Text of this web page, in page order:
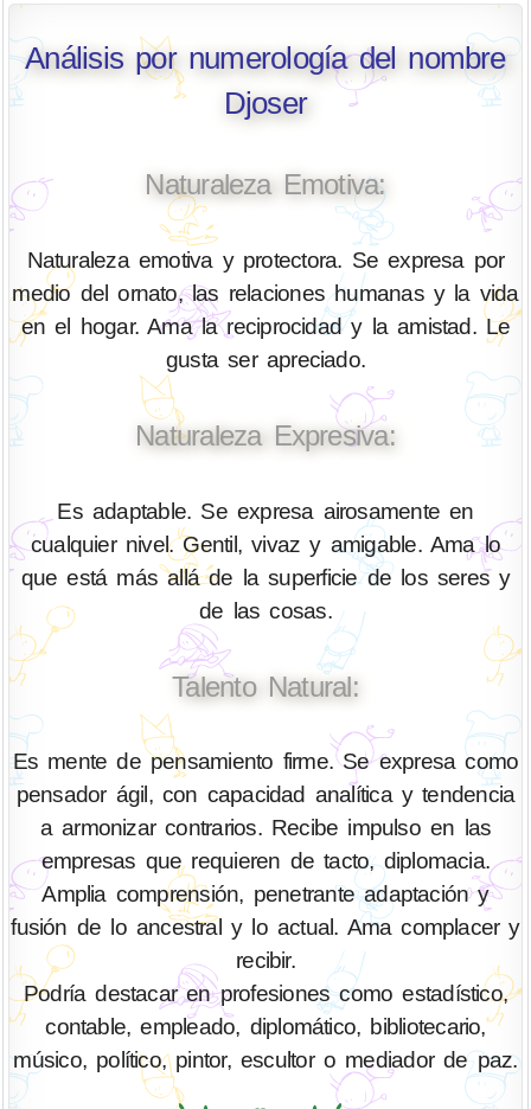
Análisis por numerología del nombre
Djoser
Naturaleza Emotiva:
Naturaleza emotiva y protectora. Se expresa por
medio del ornato, las relaciones humanas y la vida
en el hogar. Ama la reciprocidad y la amistad. Le
gusta ser apreciado.
Naturaleza Expresiva:
Es adaptable. Se expresa airosamente en
cualquier nivel. Gentil, vivaz y amigable. Ama lo
que está más allá de la superficie de los seres y
de las cosas.
Talento Natural:
Es mente de pensamiento firme. Se expresa como
pensador ágil, con capacidad analítica y tendencia
a armonizar contrarios. Recibe impulso en las
empresas que requieren de tacto, diplomacia.
Amplia comprensión, penetrante adaptación y
fusión de lo ancestral y lo actual. Ama complacer y
recibir.
Podría destacar en profesiones como estadístico,
contable, empleado, diplomático, bibliotecario,
músico, político, pintor, escultor o mediador de paz.